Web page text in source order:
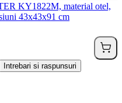
KY1822M, material otel,
43x43x91 cm
Intrebari si raspunsuri